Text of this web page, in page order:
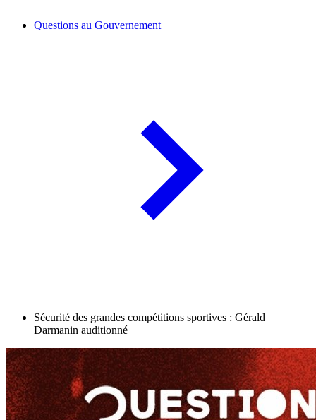
Questions au Gouvernement
Sécurité des grandes compétitions sportives : Gérald
Darmanin auditionné